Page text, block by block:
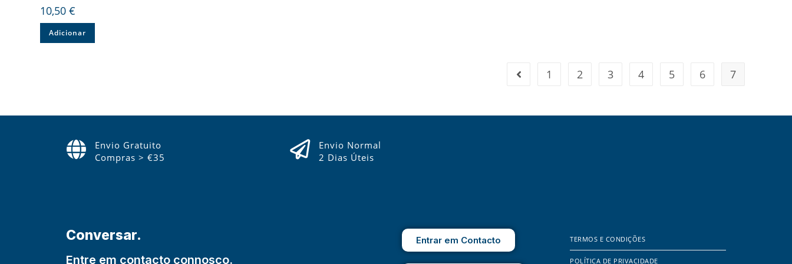
10,50€
Adicionar
1 2 3 4 5 6 7
Envio Gratuito
Compras > €35
Envio Normal
2 Dias Úteis
Conversar.
Entre em contacto connosco.
Entrar em Contacto TERMOS E CONDIÇÕES
POLÍTICA DE PRIVACIDADE